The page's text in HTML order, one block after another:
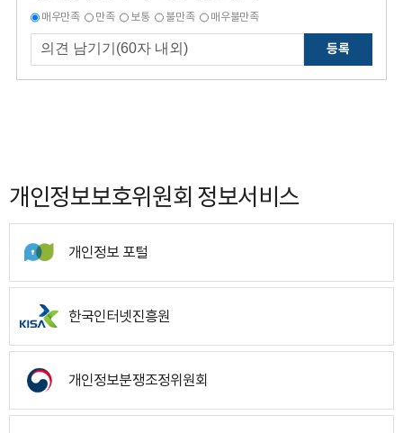
매우만족 만족 보통 불만족 매우불만족
등록
개인정보보호위원회 정보서비스
개인정보 포털
한국인터넷진흥원
개인정보분쟁조정위원회